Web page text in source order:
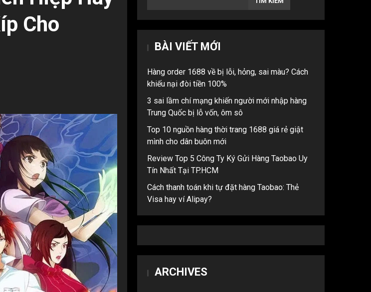
Cho
BÀI VIẾT MỚI
Hàng order 1688 về bị lỗi, hỏng, sai màu? Cách
khiếu nại đòi tiền 100%
3 sai lầm chí mạng khiến người mới nhập hàng
Trung Quốc bị lỗ vốn, ôm sô
Top 10 nguồn hàng thời trang 1688 giá rẻ giật
mình cho dân buôn mới
Review Top 5 Công Ty Ký Gửi Hàng Taobao Uy
Tín Nhất Tại TP.HCM
Cách thanh toán khi tự đặt hàng Taobao: Thẻ
Visa hay ví Alipay?
ARCHIVES